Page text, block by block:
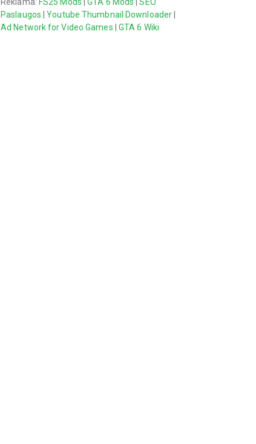
Paslaugos |Youtube Thumbnail Downloader
Ad Network for Video Games
GTA 6 Wiki